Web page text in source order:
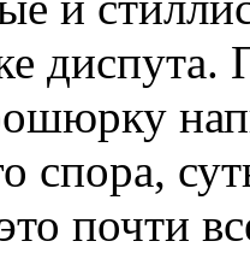
спора,
почти